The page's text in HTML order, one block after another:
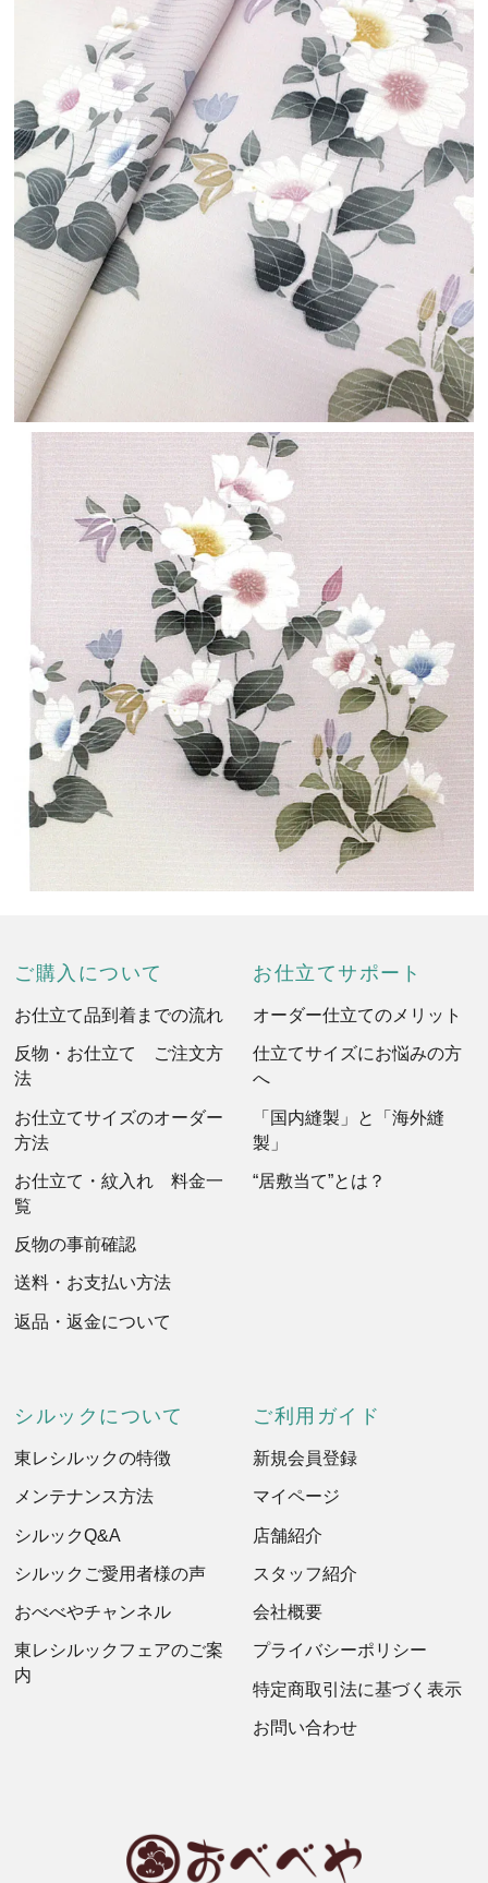
ご購入について
お仕立て品到着までの流れ
反物・お仕立て ご注文方
法
お仕立てサイズのオーダー
方法
お仕立て・紋入れ 料金一
覧
反物の事前確認
送料・お支払い方法
返品・返金について
お仕立てサポート
オーダー仕立てのメリット
仕立てサイズにお悩みの方
へ
「国内縫製」と「海外縫
製」
“居敷当て”とは？
シルックについて
東レシルックの特徴
メンテナンス方法
シルックQ&A
シルックご愛用者様の声
おべべやチャンネル
東レシルックフェアのご案
内
ご利用ガイド
新規会員登録
マイページ
店舗紹介
スタッフ紹介
会社概要
プライバシーポリシー
特定商取引法に基づく表示
お問い合わせ